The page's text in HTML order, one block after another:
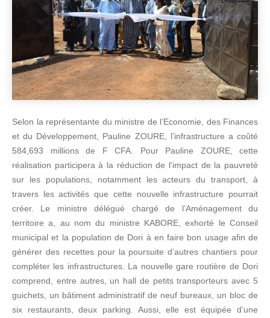
Selon la représentante du ministre de l’Economie, des Finances
et du Développement, Pauline ZOURE, l’infrastructure a coûté
584,693 millions de F CFA. Pour Pauline ZOURE, cette
réalisation participera à la réduction de l'impact de la pauvreté
sur les populations, notamment les acteurs du transport, à
travers les activités que cette nouvelle infrastructure pourrait
créer. Le ministre délégué chargé de l’Aménagement du
territoire a, au nom du ministre KABORE, exhorté le Conseil
municipal et la population de Dori à en faire bon usage afin de
générer des recettes pour la poursuite d’autres chantiers pour
compléter les infrastructures. La nouvelle gare routière de Dori
comprend, entre autres, un hall de petits transporteurs avec 5
guichets, un bâtiment administratif de neuf bureaux, un bloc de
six restaurants, deux parking. Aussi, elle est équipée d’une